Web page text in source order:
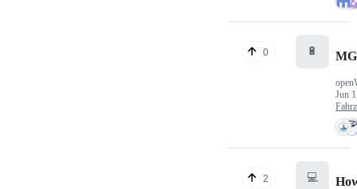
0 🔋
Jun
2 💻